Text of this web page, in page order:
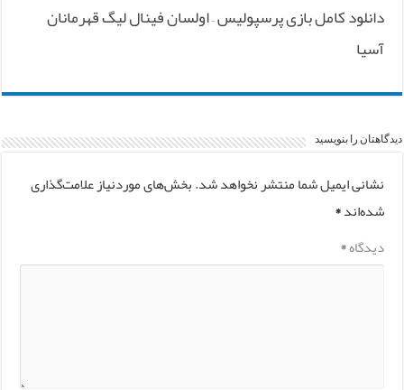
دانلود کامل بازی پرسپولیس – اولسان فینال لیگ قهرمانان
آسیا
دیدگاهتان را بنویسید
نشانی ایمیل شما منتشر نخواهد شد.بخش‌های موردنیاز علامت‌گذاری
شده‌اند*
دیدگاه*